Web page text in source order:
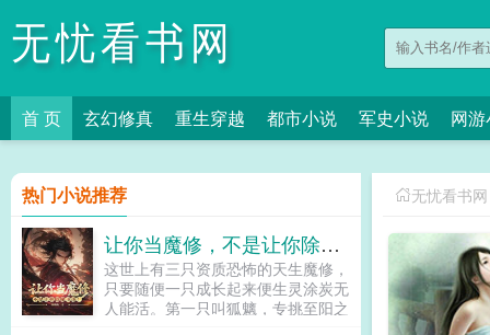
无忧看书网
首 页 玄幻修真 重生穿越 都市小说 军史小说 网
无忧看书网
热门小说推荐
让你当魔修，不是让你除魔卫道！
这世上有三只资质恐怖的天生魔修，
只要随便一只成长起来便生灵涂炭无
人能活。第一只叫狐魑，专挑至阳之